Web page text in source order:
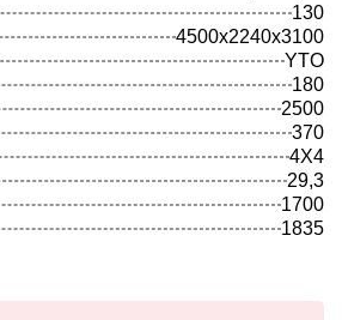
130
4500х2240х3100
YTO
180
2500
370
4X4
29,3
1700
1835